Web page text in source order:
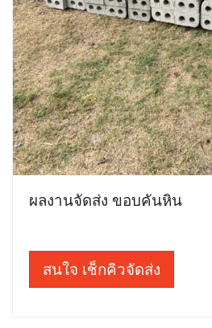
ผลงานจัดส่ง ขอบคันหิน
สนใจ เช็กคิวจัดส่ง